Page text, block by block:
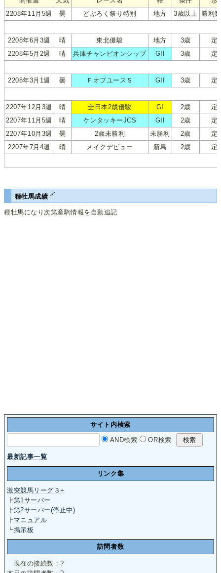
2208年11月5週
曇 どぶろく祭り特別 地方 3歳以上 勝利
2208年6月3週 晴 東北優駿 地方 3歳
定
2208年5月2週
晴 兵庫チャンピオンシップ GII 3歳 定
2208年3月1週 曇 ＦオブユースＳ GII 3歳 定
2207年12月3週 晴 全日本2歳優駿 GI 2歳
定
2207年11月5週
晴 ケンタッキーJCS GII 2歳
定
2207年10月3週
曇 2歳未勝利 未勝利 2歳
定
2207年7月4週
晴 メイクデビュー 新馬 2歳 定
種牡馬成績
種牡馬になり次第産駒情報を自動追記
サイト内検索
AND検索 OR検索
最新記事一覧
リンク集
激突競馬リーグ３+
┣第1サーバー
┣第2サーバー(停止中)
┣マニュアル
┗掲示板
訪問者数
現在の接続数：?